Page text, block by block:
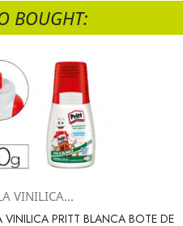
BOUGHT:
Vista rápida
VINILICA...
PRITT BLANCA BOTE DE